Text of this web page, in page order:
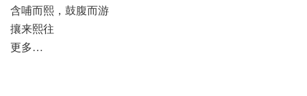
含哺而熙，鼓腹而游
攘来熙往
更多…